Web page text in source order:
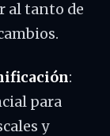
al tanto de
:
para
y